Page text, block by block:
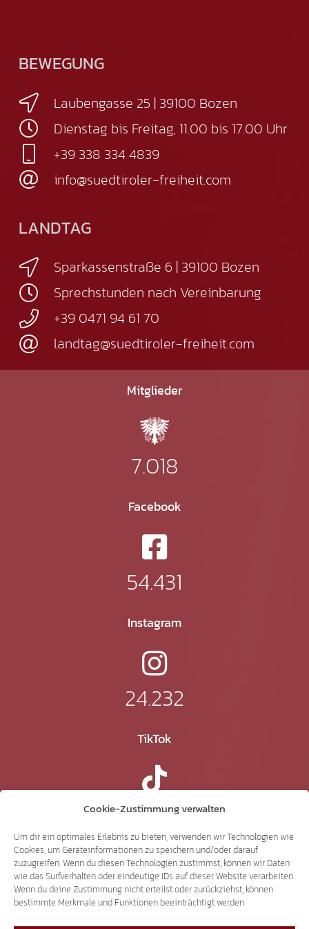
Cookie-Zustimmung verwalten
Um dir ein optimales Erlebnis zu bieten, verwenden wir Technologien wie
Cookies, um Geräteinformationen zu speichern und/oder darauf
zuzugreifen. Wenn du diesen Technologien zustimmst, können wir Daten
wie das Surfverhalten oder eindeutige IDs auf dieser Website verarbeiten.
Wenn du deine Zustimmung nicht erteilst oder zurückziehst, können
bestimmte Merkmale und Funktionen beeinträchtigt werden.
BEWEGUNG
Laubengasse 25 | 39100 Bozen
Dienstag bis Freitag, 11.00 bis 17.00 Uhr
+39 338 334 4839
info@suedtiroler-freiheit.com
LANDTAG
Sparkassenstraße 6 | 39100 Bozen
Sprechstunden nach Vereinbarung
+39 0471 94 61 70
landtag@suedtiroler-freiheit.com
Mitglieder
7.018
Facebook
54.431
Instagram
24.232
TikTok
41.370
X